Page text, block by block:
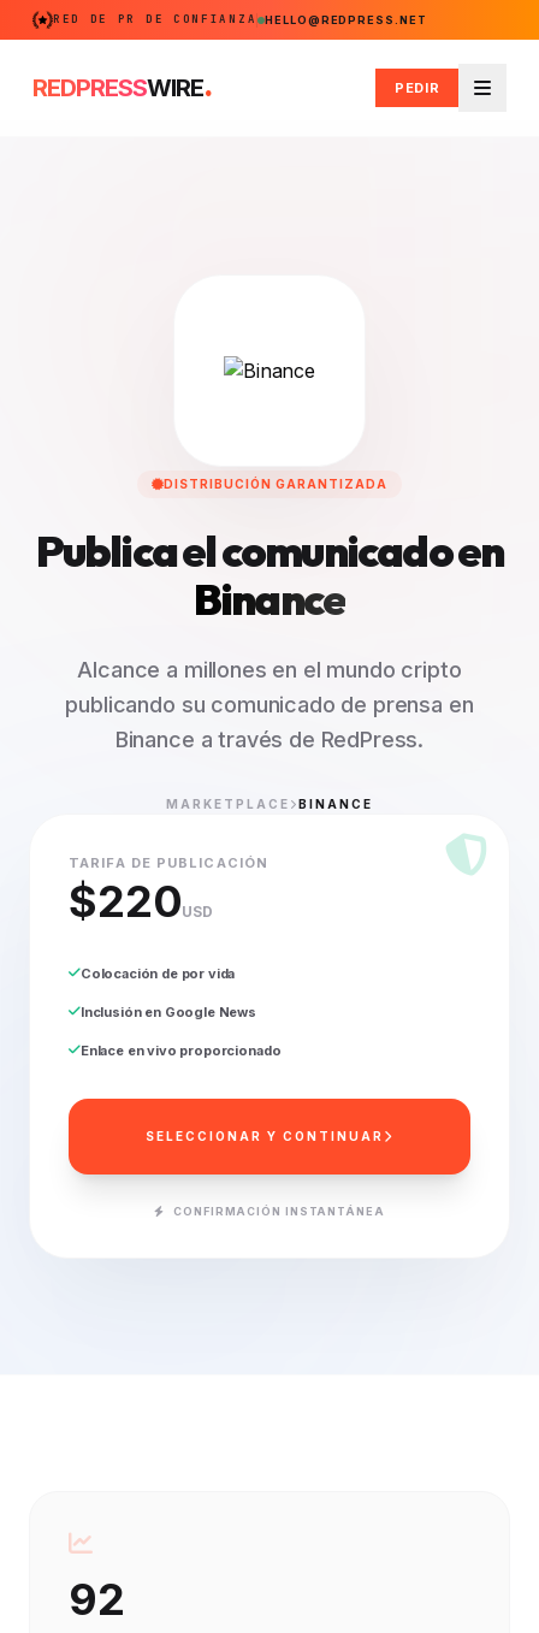
RED DE PR DE CONFIANZA HELLO@REDPRESS.NET
REDPRESSWIRE. PEDIR
Menú
DISTRIBUCIÓN GARANTIZADA
Publica el comunicado en
Binance
Alcance a millones en el mundo cripto
publicando su comunicado de prensa en
Binance a través de RedPress.
MARKETPLACE BINANCE
TARIFA DE PUBLICACIÓN
$220USD
Colocación de por vida
Inclusión en Google News
Enlace en vivo proporcionado
SELECCIONAR Y CONTINUAR
CONFIRMACIÓN INSTANTÁNEA
92